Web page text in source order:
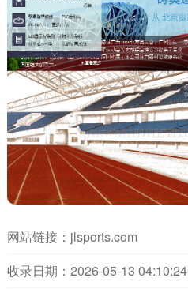
网站链接： jlsports.com
收录日期：2026-05-13 04:10:24